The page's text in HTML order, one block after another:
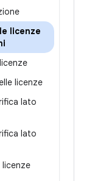
licenze
licenze
lato
lato
licenze